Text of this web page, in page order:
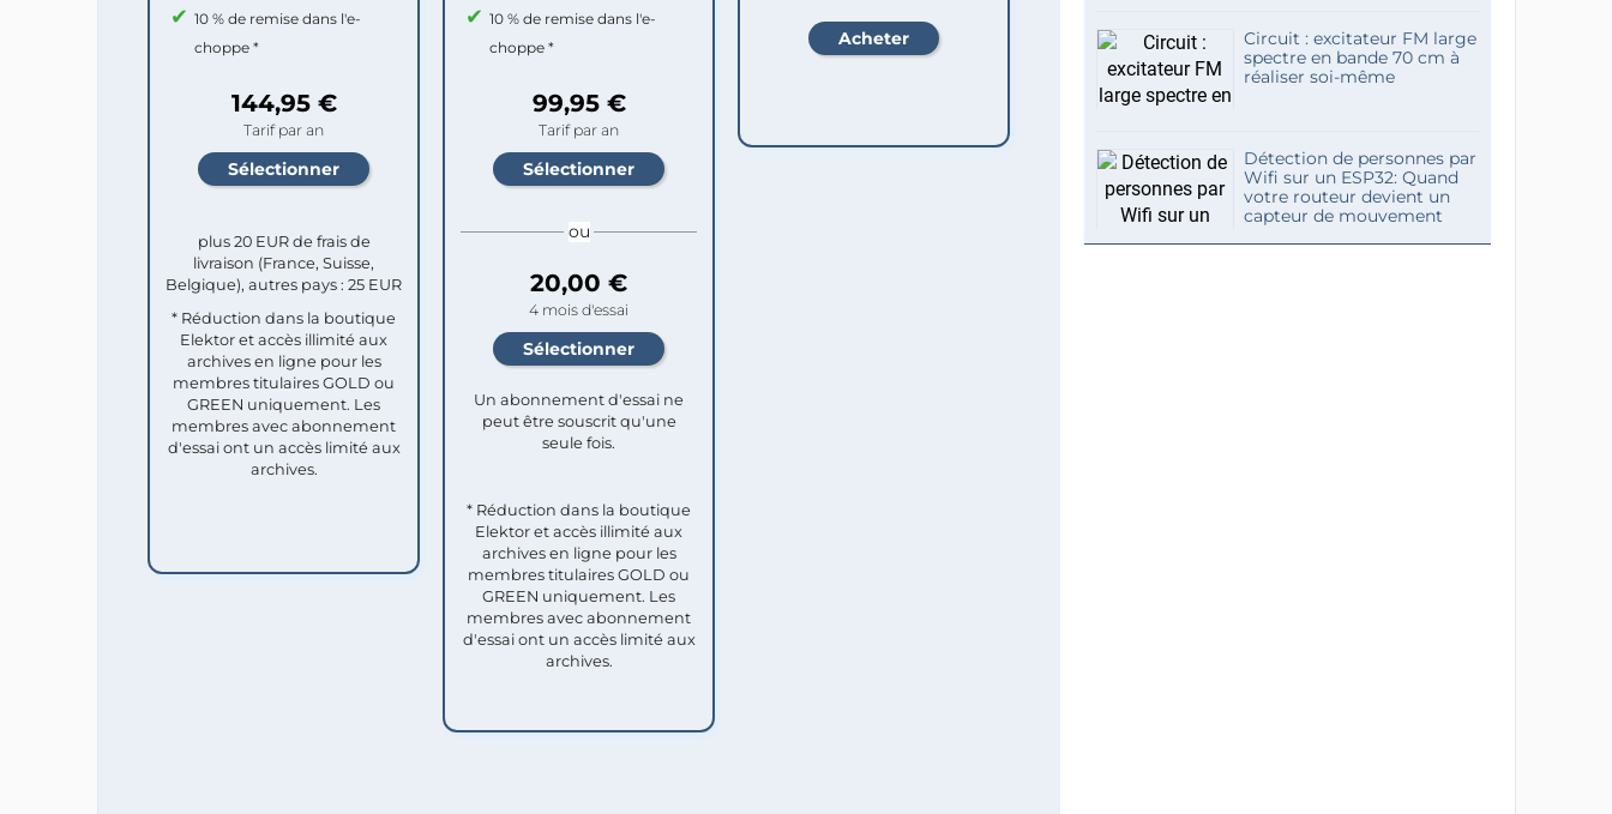
10 % de remise dans l'e-
choppe *
144,95 €
Tarif par an
plus 20 EUR de frais de
livraison (France, Suisse,
Belgique), autres pays : 25 EUR
* Réduction dans la boutique
Elektor et accès illimité aux
archives en ligne pour les
membres titulaires GOLD ou
GREEN uniquement. Les
membres avec abonnement
d'essai ont un accès limité aux
archives.
10 % de remise dans l'e-
choppe *
99,95 €
Tarif par an
ou
20,00 €
4 mois d'essai
Un abonnement d'essai ne
peut être souscrit qu'une
seule fois.​
* Réduction dans la boutique
Elektor et accès illimité aux
archives en ligne pour les
membres titulaires GOLD ou
GREEN uniquement. Les
membres avec abonnement
d'essai ont un accès limité aux
archives.
Circuit : excitateur FM large
spectre en bande 70 cm à
réaliser soi-même
Détection de personnes par
Wifi sur un ESP32: Quand
votre routeur devient un
capteur de mouvement